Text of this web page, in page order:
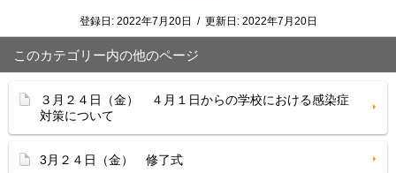
登録日: 2022年7月20日 / 更新日: 2022年7月20日
このカテゴリー内の他のページ
３月２４日（金） ４月１日からの学校における感染症
対策について
3月２４日（金） 修了式